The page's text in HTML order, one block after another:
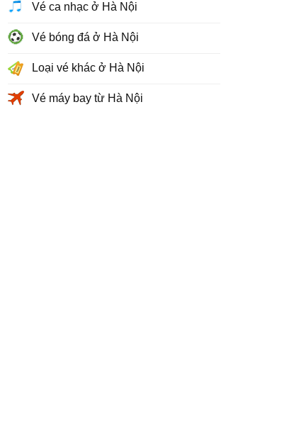
Vé ca nhạc ở Hà Nội
Vé bóng đá ở Hà Nội
Loại vé khác ở Hà Nội
Vé máy bay từ Hà Nội